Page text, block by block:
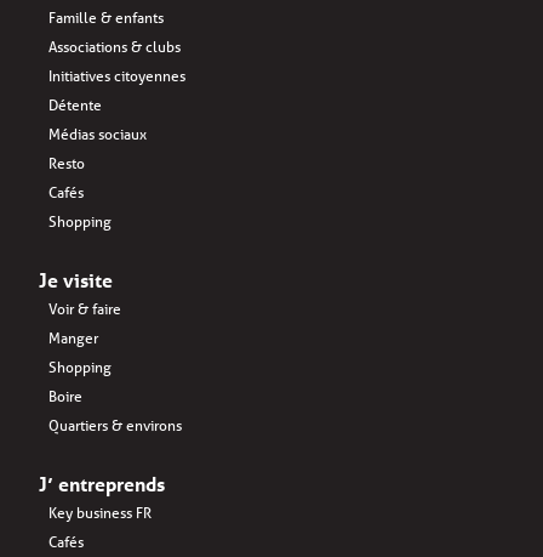
Famille & enfants
Associations & clubs
Initiatives citoyennes
Détente
Médias sociaux
Resto
Cafés
Shopping
Je visite
Voir & faire
Manger
Shopping
Boire
Quartiers & environs
J’ entreprends
Key business FR
Cafés